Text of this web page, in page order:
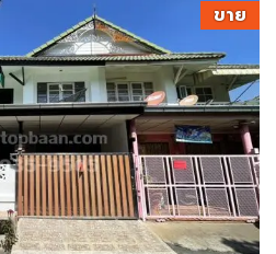
ขาย